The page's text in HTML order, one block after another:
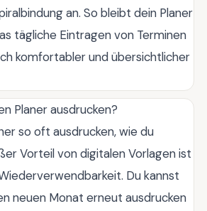
an. So bleibt dein Planer
tägliche Eintragen von Terminen
komfortabler und übersichtlicher
Planer ausdrucken?
so oft ausdrucken, wie du
Vorteil von digitalen Vorlagen ist
Du kannst
neuen Monat erneut ausdrucken